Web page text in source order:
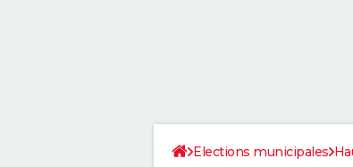
Elections municipales